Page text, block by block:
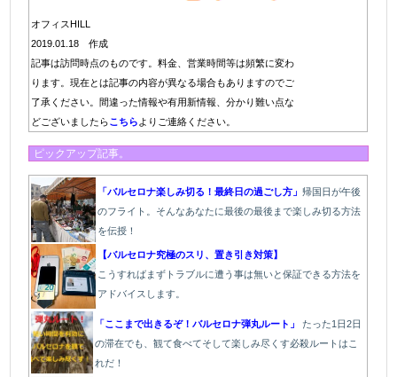
オフィスHILL
2019.01.18 作成
記事は訪問時点のものです。料金、営業時間等は頻繁に変わ
ります。現在とは記事の内容が異なる場合もありますのでご
了承ください。間違った情報や有用新情報、分かり難い点な
どございましたらこちら よりご連絡ください。
ピックアップ記事。
「バルセロナ楽しみ切る！最終日の過ごし方」帰国日が午後
のフライト。そんなあなたに最後の最後まで楽しみ切る方法
を伝授！
【バルセロナ究極のスリ、置き引き対策】
こうすればまずトラブルに遭う事は無いと保証できる方法を
アドバイスします。
「ここまで出きるぞ！バルセロナ弾丸ルート」 たった1日2日
の滞在でも、観て食べてそして楽しみ尽くす必殺ルートはこ
れだ！